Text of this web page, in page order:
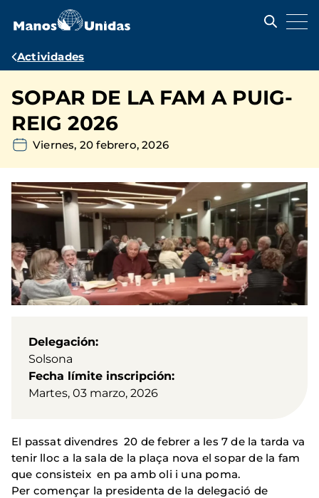
contenido
Ruta
navegación
Actividades
SOPAR DE LA FAM A PUIG-
REIG 2026
Viernes, 20 febrero, 2026
Delegación
Solsona
Fecha límite inscripción
Martes, 03 marzo, 2026
El passat divendres 20 de febrer a les 7 de la tarda va
tenir lloc a la sala de la plaça nova el sopar de la fam
que consisteix en pa amb oli i una poma.
Per començar la presidenta de la delegació de